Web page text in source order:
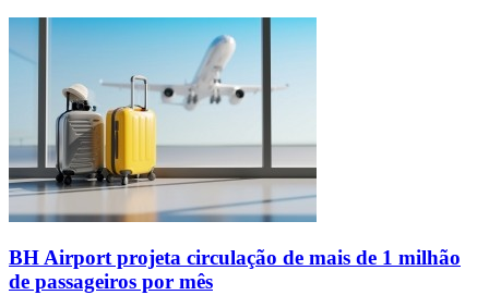
BH Airport projeta circulação de mais de 1 milhão
de passageiros por mês